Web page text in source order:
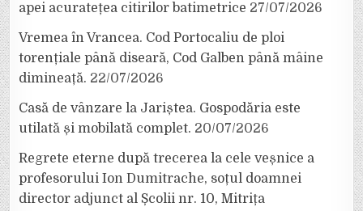
apei acuratețea citirilor batimetrice 27/07/2026
Vremea în Vrancea. Cod Portocaliu de ploi
torențiale până diseară, Cod Galben până mâine
dimineață. 22/07/2026
Casă de vânzare la Jariștea. Gospodăria este
utilată și mobilată complet. 20/07/2026
Regrete eterne după trecerea la cele veșnice a
profesorului Ion Dumitrache, soțul doamnei
director adjunct al Școlii nr. 10, Mitrița